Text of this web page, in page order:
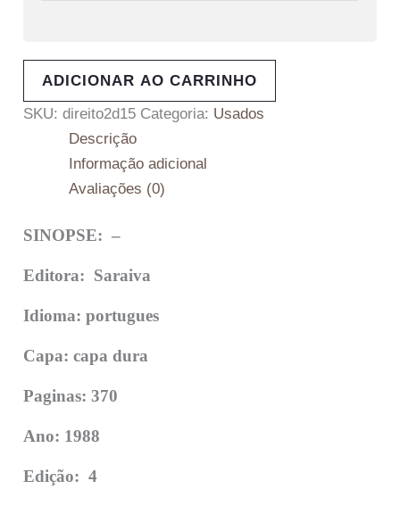
ADICIONAR AO CARRINHO
SKU:direito2d15 Categoria: Usados
Descrição
Informação adicional
Avaliações (0)
SINOPSE: –
Editora: Saraiva
Idioma: portugues
Capa: capa dura
Paginas: 370
Ano: 1988
Edição: 4